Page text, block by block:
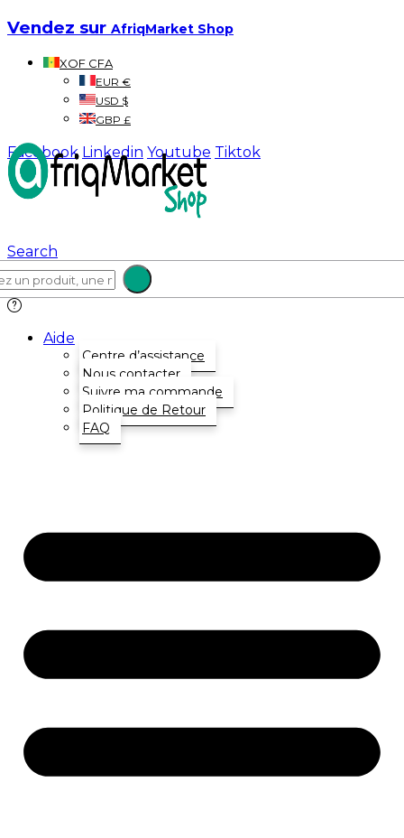
Vendez sur AfriqMarket Shop
XOF CFA
EUR €
USD $
GBP £
Facebook Linkedin Youtube Tiktok
Search
Aide
Centre d’assistance
Nous contacter
Suivre ma commande
Politique de Retour
FAQ